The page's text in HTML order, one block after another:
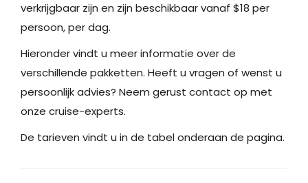
verkrijgbaar zijn en zijn beschikbaar vanaf $18 per
persoon, per dag.
Hieronder vindt u meer informatie over de
verschillende pakketten. Heeft u vragen of wenst u
persoonlijk advies? Neem gerust contact op met
onze cruise-experts.
De tarieven vindt u in de tabel onderaan de pagina.